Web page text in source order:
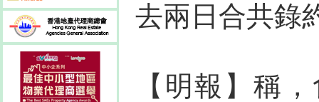
去兩日合共錄
【明報】稱